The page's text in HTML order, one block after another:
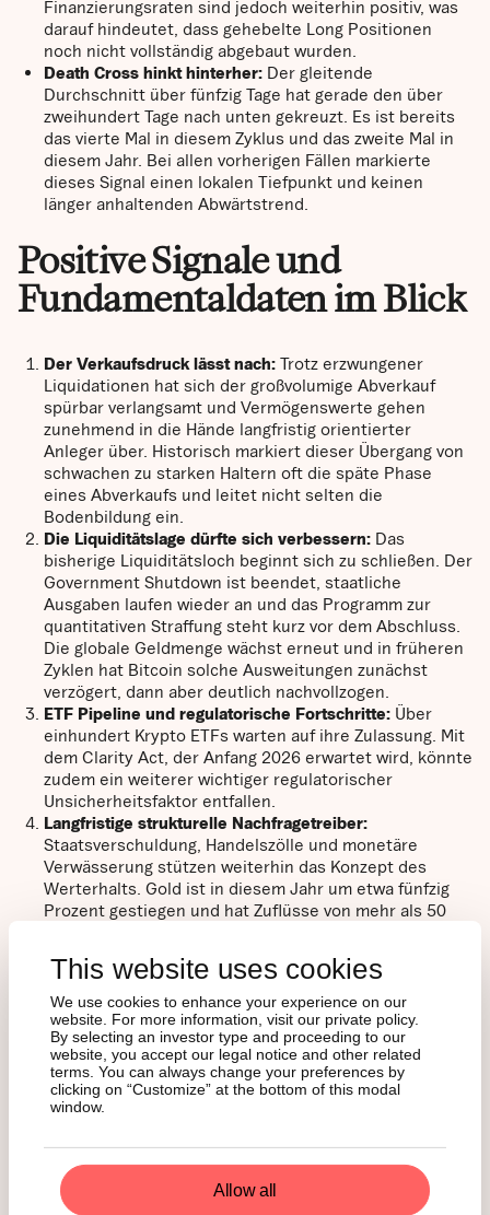
This website uses cookies
We use cookies to enhance your experience on our
website. For more information, visit our private policy.
By selecting an investor type and proceeding to our
website, you accept our legal notice and other related
terms. You can always change your preferences by
clicking on “Customize” at the bottom of this modal
window.
Allow all
Finanzierungsraten sind jedoch weiterhin positiv, was
darauf hindeutet, dass gehebelte Long Positionen
noch nicht vollständig abgebaut wurden.
Death Cross hinkt hinterher: Der gleitende
Durchschnitt über fünfzig Tage hat gerade den über
zweihundert Tage nach unten gekreuzt. Es ist bereits
das vierte Mal in diesem Zyklus und das zweite Mal in
diesem Jahr. Bei allen vorherigen Fällen markierte
dieses Signal einen lokalen Tiefpunkt und keinen
länger anhaltenden Abwärtstrend.
Positive Signale und
Fundamentaldaten im Blick
Der Verkaufsdruck lässt nach: Trotz erzwungener
Liquidationen hat sich der großvolumige Abverkauf
spürbar verlangsamt und Vermögenswerte gehen
zunehmend in die Hände langfristig orientierter
Anleger über. Historisch markiert dieser Übergang von
schwachen zu starken Haltern oft die späte Phase
eines Abverkaufs und leitet nicht selten die
Bodenbildung ein.
Die Liquiditätslage dürfte sich verbessern: Das
bisherige Liquiditätsloch beginnt sich zu schließen. Der
Government Shutdown ist beendet, staatliche
Ausgaben laufen wieder an und das Programm zur
quantitativen Straffung steht kurz vor dem Abschluss.
Die globale Geldmenge wächst erneut und in früheren
Zyklen hat Bitcoin solche Ausweitungen zunächst
verzögert, dann aber deutlich nachvollzogen.
ETF Pipeline und regulatorische Fortschritte: Über
einhundert Krypto ETFs warten auf ihre Zulassung. Mit
dem Clarity Act, der Anfang 2026 erwartet wird, könnte
zudem ein weiterer wichtiger regulatorischer
Unsicherheitsfaktor entfallen.
Langfristige strukturelle Nachfragetreiber:
Staatsverschuldung, Handelszölle und monetäre
Verwässerung stützen weiterhin das Konzept des
Werterhalts. Gold ist in diesem Jahr um etwa fünfzig
Prozent gestiegen und hat Zuflüsse von mehr als 50
vergangenen zwanzig Jahren zusammen. Bitcoin gilt als
digitale Fortsetzung dieses Themenkomplexes.
Zyklen sprechen langfristig für Bitcoin gegenüber Tech:
Abgesehen von ausgeprägten Bärenphasen hat Bitcoin
in jedem Jahr des vergangenen Jahrzehnts den
Technologiesektor übertroffen. 2025 ist das erste Jahr,
in dem BTC zurückliegt, ohne dass ein Bärenmarkt
vorliegt. Das schafft Potenzial für eine
die Risikobereitschaft wieder steigt.
Extreme Angst bedeutet nicht strukturelles Risiko:
Stimmung liegt wieder auf dem Niveau von 2022,